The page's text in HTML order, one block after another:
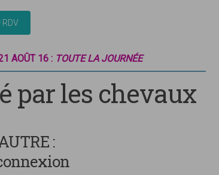
AOÛT 16 : TOUTE LA JOURNÉE
par les chevaux
: